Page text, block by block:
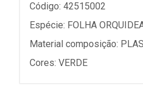
Código: 42515002
Espécie: FOLHA
Material composição:
Cores: VERDE